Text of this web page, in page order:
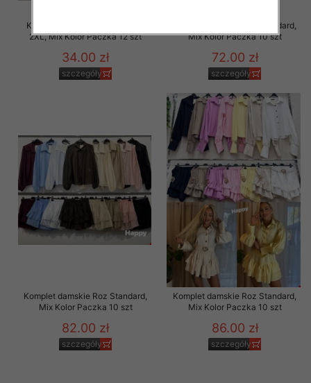
Komplet damskie Roz M/L-XL-
2XL, Mix Kolor Paczka 12 szt
34.00 zł
szczegóły
Komplet damskie Roz Standard,
Mix Kolor Paczka 10 szt
72.00 zł
szczegóły
Komplet damskie Roz Standard,
Mix Kolor Paczka 10 szt
82.00 zł
szczegóły
Komplet damskie Roz Standard,
Mix Kolor Paczka 10 szt
86.00 zł
szczegóły